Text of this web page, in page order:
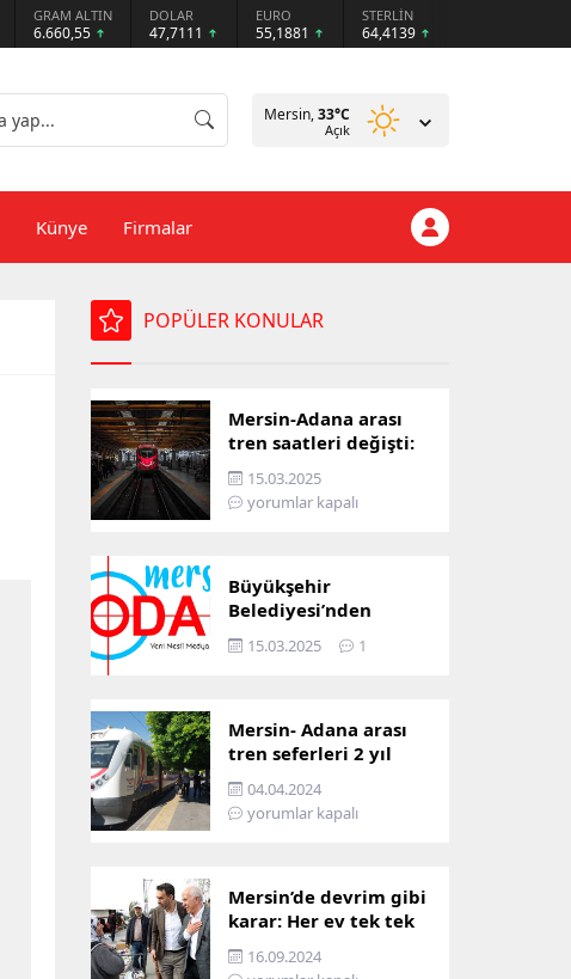
GRAM ALTIN
6.660,55
DOLAR
47,7111
EURO
55,1881
STERLİN
64,4139
Mersin,33°C
Açık
Künye Firmalar
POPÜLER KONULAR
Mersin-Adana arası
tren saatleri değişti:
İşte yeni ulaşım listesi
15.03.2025
yorumlar kapalı
Büyükşehir
Belediyesi’nden
Mersin ve Adana arası
ulaşım başladı
15.03.2025 1
Mersin- Adana arası
tren seferleri 2 yıl
boyunca
çalışmayacak
04.04.2024
yorumlar kapalı
Mersin’de devrim gibi
karar: Her ev tek tek
incelenecek!
16.09.2024